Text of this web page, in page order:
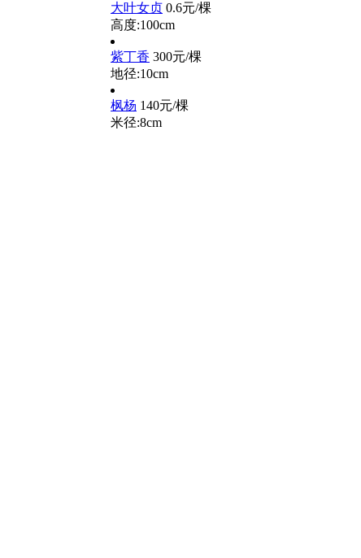
大叶女贞 0.6元/棵
高度:100cm
紫丁香 300元/棵
地径:10cm
枫杨 140元/棵
米径:8cm